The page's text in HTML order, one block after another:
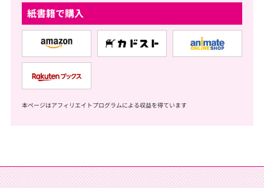
紙書籍で購入
本ページはアフィリエイトプログラムによる収益を得ています